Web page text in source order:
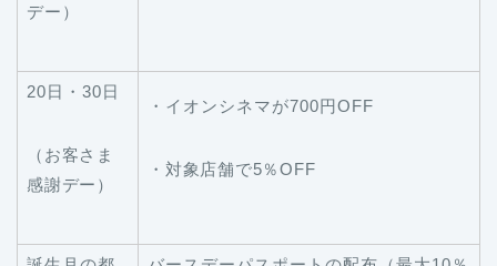
デー）
20日・30日
（お客さま
感謝デー）
・イオンシネマが700円OFF
・対象店舗で5％OFF